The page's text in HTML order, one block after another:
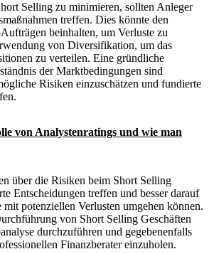
Selling zu minimieren, sollten Anleger
treffen. Dies könnte den
beinhalten, um Verluste zu
von Diversifikation, um das
zu verteilen. Eine gründliche
der Marktbedingungen sind
Risiken einzuschätzen und fundierte
von Analystenratings und wie man
über die Risiken beim Short Selling
Entscheidungen treffen und besser darauf
potenziellen Verlusten umgehen können.
von Short Selling Geschäften
durchzuführen und gegebenenfalls
Finanzberater einzuholen.